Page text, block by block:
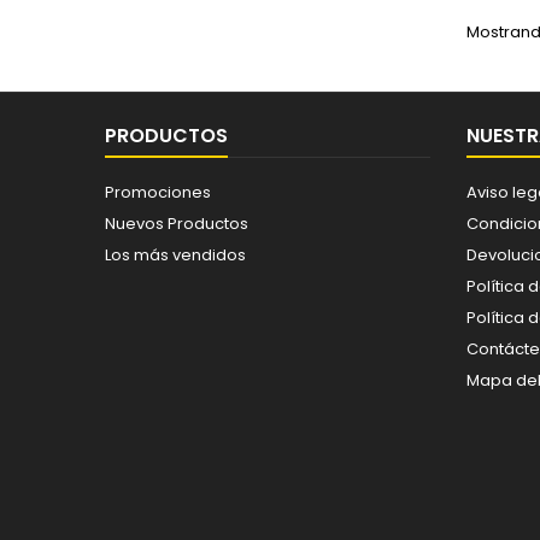
PRODUCTOS
Promociones
Nuevos Productos
Los más vendidos
Aviso
Política
Política
Mapa